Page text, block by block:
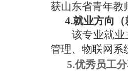
获山东省青年教
4.就业方向（
该专业就
管理、物联网系
5.优秀员工